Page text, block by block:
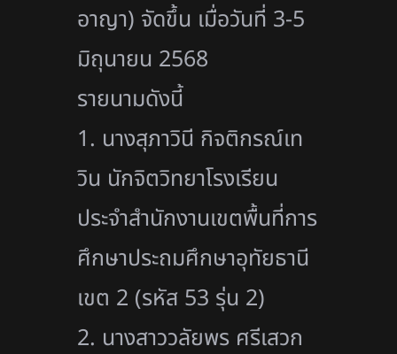
อาญา) จัดขึ้น เมื่อวันที่ 3-5
มิถุนายน 2568
รายนามดังนี้
1. นางสุภาวินี กิจติกรณ์เท
วิน นักจิตวิทยาโรงเรียน
ประจำสำนักงานเขตพื้นที่การ
ศึกษาประถมศึกษาอุทัยธานี
เขต 2 (รหัส 53 รุ่น 2)
2. นางสาววลัยพร ศรีเสวก